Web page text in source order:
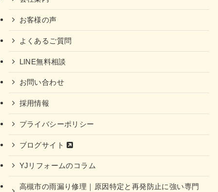
お客様の声
よくあるご質問
LINE無料相談
お問い合わせ
採用情報
プライバシーポリシー
ブログサイト
YJリフォームのコラム
高槻市の雨漏り修理｜原因特定と再発防止に強い専門